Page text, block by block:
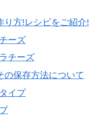
り方!レシピをご紹介!
ーズ
チーズ
の保存方法について
イプ